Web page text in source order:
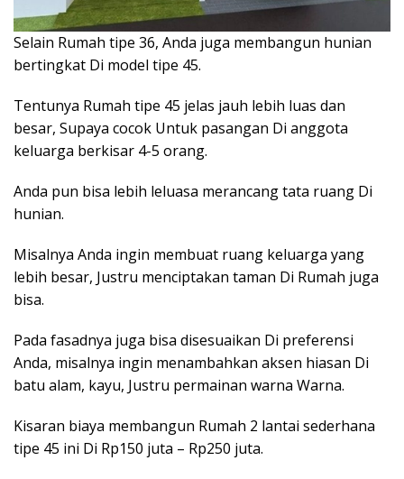
Selain Rumah tipe 36, Anda juga membangun hunian
bertingkat Di model tipe 45.
Tentunya Rumah tipe 45 jelas jauh lebih luas dan
besar, Supaya cocok Untuk pasangan Di anggota
keluarga berkisar 4-5 orang.
Anda pun bisa lebih leluasa merancang tata ruang Di
hunian.
Misalnya Anda ingin membuat ruang keluarga yang
lebih besar, Justru menciptakan taman Di Rumah juga
bisa.
Pada fasadnya juga bisa disesuaikan Di preferensi
Anda, misalnya ingin menambahkan aksen hiasan Di
batu alam, kayu, Justru permainan warna Warna.
Kisaran biaya membangun Rumah 2 lantai sederhana
tipe 45 ini Di Rp150 juta – Rp250 juta.